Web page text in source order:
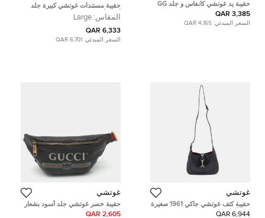
حقيبة يد غوتشي كانفاس و جلد GG
سوبريم بنية / بيج متشابكة صغيرة رترو
3,385 QAR
السعر المبدئي: 4,165 QAR
حقيبة مستندات غوتشي كبيرة جلد
أسود أوفيديا
المقاس: Large
6,333 QAR
السعر المبدئي: 6,701 QAR
غوتشي
حقيبة كتف غوتشي جاكي 1961 صغيرة
جلد أسود
6,944 QAR
غوتشي
حقيبة خصر غوتشي جلد أسود بشعار
صغيرة
2,605 QAR